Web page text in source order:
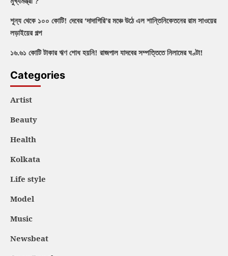
শূন্য থেকে ১০০ কোটি! দেবের ‘দাদাগিরি’র মঞ্চে উঠে এল শান্তিনিকেতনের রাম সাওয়ের
লড়াইয়ের গল্প
১৬.৬১ কোটি টাকার ঋণ শোধ হয়নি! রাজপাল যাদবের সম্পত্তিতে নিলামের ঘণ্টা!
Categories
Artist
Beauty
Health
Kolkata
Life style
Model
Music
Newsbeat